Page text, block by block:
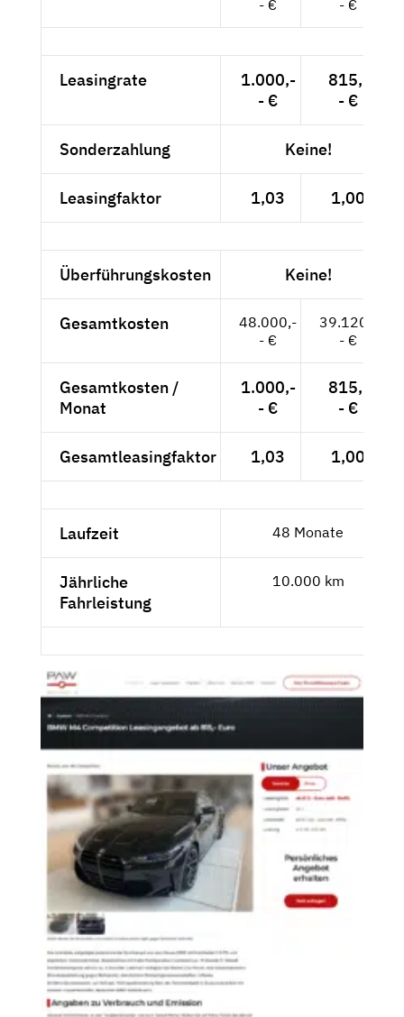
- € - €
Leasingrate
1.000,-
- €
815,-
- €
Sonderzahlung Keine!
Leasingfaktor 1,03 1,00
Überführungskosten Keine!
Gesamtkosten
48.000,-
- €
39.120,-
- €
Gesamtkosten /
Monat
1.000,-
- €
815,-
- €
Gesamtleasingfaktor 1,03 1,00
Laufzeit 48 Monate
Jährliche
Fahrleistung
10.000 km